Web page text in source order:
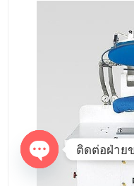
ติดต่อฝ่าย
O